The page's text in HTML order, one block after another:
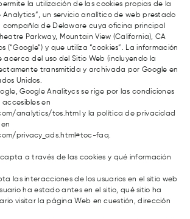
la utilización de las cookies propias de la
Analytics”, un servicio analítico de web prestado
compañía de Delaware cuya oficina principal
Parkway, Mountain View (California), CA
(“Google”) y que utiliza “cookies”. La información
del uso del Sitio Web (incluyendo la
transmitida y archivada por Google en
Unidos.
Google Analitycs se rige por las condiciones
en
analytics/tos.html y la política de privacidad
privacy_ads.html#toc-faq.
a través de las cookies y qué información
las interacciones de los usuarios en el sitio web
ha estado antes en el sitio, qué sitio ha
visitar la página Web en cuestión, dirección